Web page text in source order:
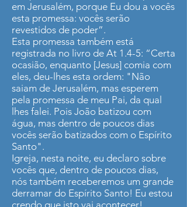
em Jerusalém, porque Eu dou a vocês
esta promessa: vocês serão
revestidos de poder”.
Esta promessa também está
registrada no livro de At 1.4-5: “Certa
ocasião, enquanto [Jesus] comia com
eles, deu-lhes esta ordem: "Não
saiam de Jerusalém, mas esperem
pela promessa de meu Pai, da qual
lhes falei. Pois João batizou com
água, mas dentro de poucos dias
vocês serão batizados com o Espírito
Santo".
Igreja, nesta noite, eu declaro sobre
vocês que, dentro de poucos dias,
nós também receberemos um grande
derramar do Espírito Santo! Eu estou
crendo que isto vai acontecer!